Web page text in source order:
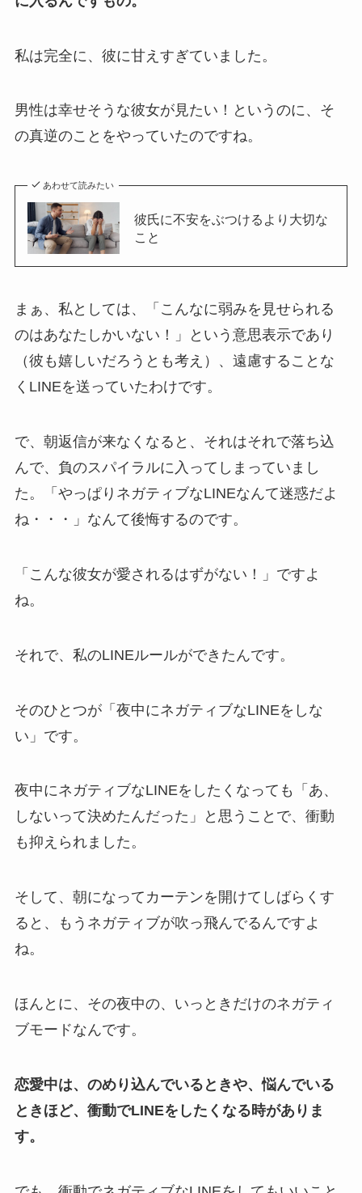
私は完全に、彼に甘えすぎていました。
男性は幸せそうな彼女が見たい！というのに、そ
の真逆のことをやっていたのですね。
あわせて読みたい
彼氏に不安をぶつけるより大切な
こと
まぁ、私としては、「こんなに弱みを見せられる
のはあなたしかいない！」という意思表示であり
（彼も嬉しいだろうとも考え）、遠慮することな
くLINEを送っていたわけです。
で、朝返信が来なくなると、それはそれで落ち込
んで、負のスパイラルに入ってしまっていまし
た。「やっぱりネガティブなLINEなんて迷惑だよ
ね・・・」なんて後悔するのです。
「こんな彼女が愛されるはずがない！」ですよ
ね。
それで、私のLINEルールができたんです。
そのひとつが「夜中にネガティブなLINEをしな
い」です。
夜中にネガティブなLINEをしたくなっても「あ、
しないって決めたんだった」と思うことで、衝動
も抑えられました。
そして、朝になってカーテンを開けてしばらくす
ると、もうネガティブが吹っ飛んでるんですよ
ね。
ほんとに、その夜中の、いっときだけのネガティ
ブモードなんです。
恋愛中は、のめり込んでいるときや、悩んでいる
ときほど、衝動でLINEをしたくなる時がありま
す。